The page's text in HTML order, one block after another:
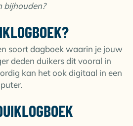
bijhouden?
soort dagboek waarin je jouw
deden duikers dit vooral in
kan het ook digitaal in een